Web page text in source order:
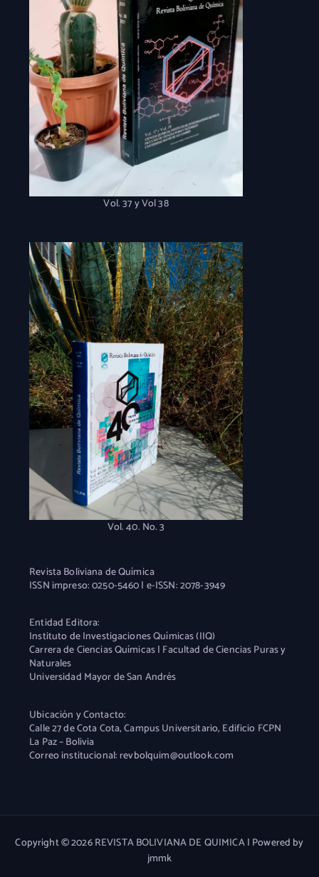
Vol. 37 y Vol 38
Vol. 40. No. 3
Revista Boliviana de Química
ISSN impreso: 0250-5460 | e-ISSN: 2078-3949
Entidad Editora:
Instituto de Investigaciones Químicas (IIQ)
Carrera de Ciencias Químicas | Facultad de Ciencias Puras y
Naturales
Universidad Mayor de San Andrés
Ubicación y Contacto:
Calle 27 de Cota Cota, Campus Universitario, Edificio FCPN
La Paz – Bolivia
Correo institucional: revbolquim@outlook.com
Copyright © 2026 REVISTA BOLIVIANA DE QUIMICA | Powered by
jmmk